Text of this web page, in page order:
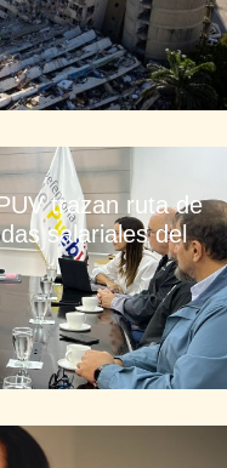
trazan ruta de
salariales del